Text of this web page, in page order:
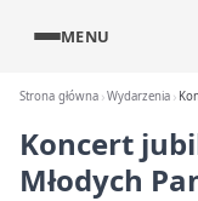
MENU
Strona główna Wydarzenia
Koncert
Młodych